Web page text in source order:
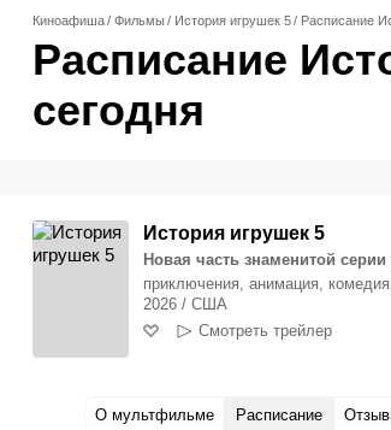
Киноафиша Фильмы История игрушек 5 Расписание
Расписание
сегодня
История игрушек 5
Новая часть знаменитой
приключения, анимация,
2026 / США
Смотреть трейлер
О мультфильме Расписание